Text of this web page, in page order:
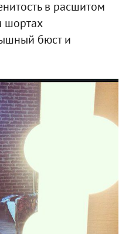
в расшитом
шортах
бюст и